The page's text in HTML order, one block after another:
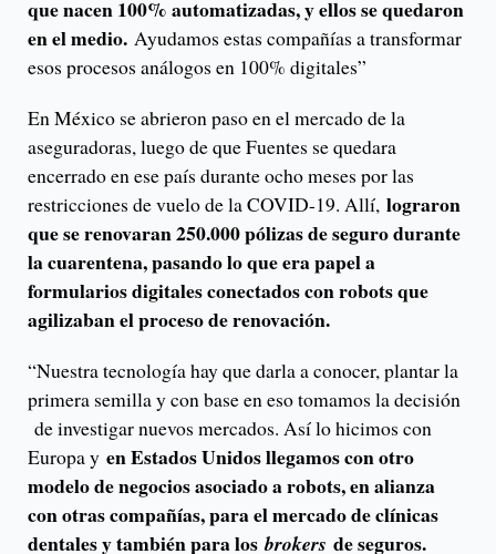
que nacen 100% automatizadas, y ellos se quedaron
en el medio. Ayudamos estas compañías a transformar
esos procesos análogos en 100% digitales”
En México se abrieron paso en el mercado de la
aseguradoras, luego de que Fuentes se quedara
encerrado en ese país durante ocho meses por las
restricciones de vuelo de la COVID-19. Allí, lograron
que se renovaran 250.000 pólizas de seguro durante
la cuarentena, pasando lo que era papel a
formularios digitales conectados con robots que
agilizaban el proceso de renovación.
“Nuestra tecnología hay que darla a conocer, plantar la
primera semilla y con base en eso tomamos la decisión
de investigar nuevos mercados. Así lo hicimos con
Europa y en Estados Unidos llegamos con otro
modelo de negocios asociado a robots, en alianza
con otras compañías, para el mercado de clínicas
dentales y también para losbrokers de seguros.